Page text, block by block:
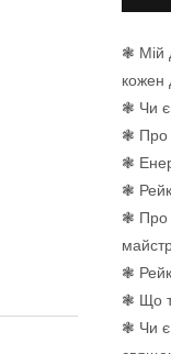
❃ Мій
кожен
❃ Чи є
❃ Про
❃
❃
❃ Про
❃
❃ Що
❃ Чи є